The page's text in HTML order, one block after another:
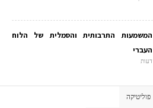
המשמעות התרבותית והסמלית של הלוח
העברי
דעות
פוליטיקה